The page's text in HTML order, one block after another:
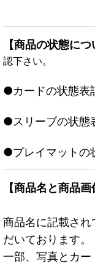
【商品の状態につ
認下さい。
●カードの状態表
●スリーブの状態
●プレイマットの
【商品名と商品画
商品名に記載さ
だいております。
一部、写真とカ